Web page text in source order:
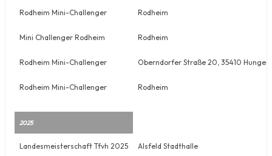
Rodheim Mini-Challenger Rodheim
Mini Challenger Rodheim Rodheim
Rodheim Mini-Challenger Oberndorfer Straße 20, 35410
Rodheim Mini-Challenger Rodheim
2025
Landesmeisterschaft Tfvh 2025 Alsfeld Stadthalle